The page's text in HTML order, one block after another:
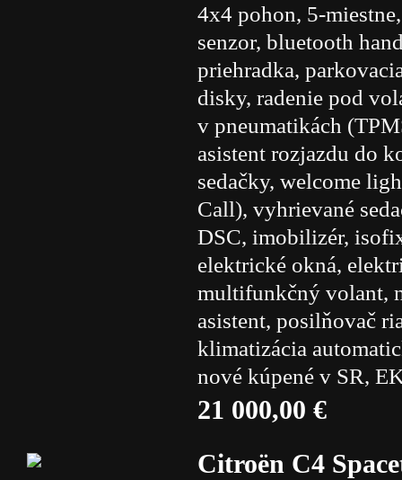
4x4 pohon, 5-
senzor, bluetooth
priehradka,
disky, radenie pod
v pneumatikách
asistent rozjazdu do
sedačky, welcome
Call), vyhrievané
DSC, imobilizér,
elektrické okná,
multifunkčný volant,
asistent, posilňovač
klimatizácia
nové kúpené v SR,
21 000,00 €
Citroën C4